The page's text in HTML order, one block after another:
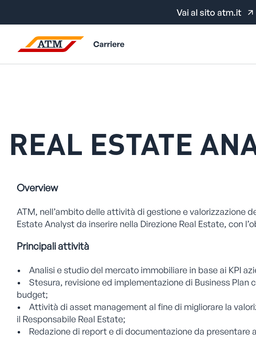
Vai al sito atm.it
REAL ESTATE
Overview
ATM, nell’ambito delle attività di gestione e valorizzazione
Estate Analyst da inserire nella Direzione Real Estate, con
Principali attività
• Analisi e studio del mercato immobiliare in base ai KPI
• Stesura, revisione ed implementazione di Business Plan
budget;
• Attività di asset management al fine di migliorare la
il Responsabile Real Estate;
• Redazione di report e di documentazione da presentare